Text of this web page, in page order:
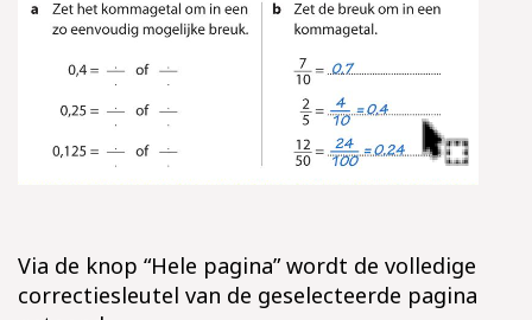
Via de knop “Hele pagina” wordt de volledige
correctiesleutel van de geselecteerde pagina